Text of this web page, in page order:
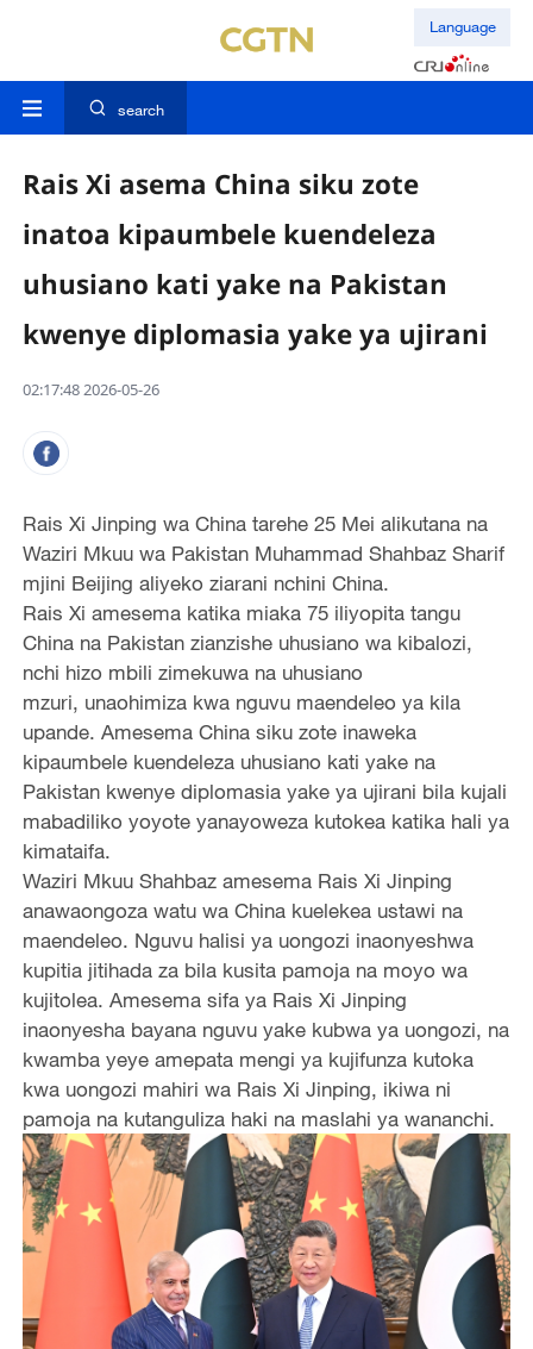
Language
search
Rais Xi asema China siku zote
inatoa kipaumbele kuendeleza
uhusiano kati yake na Pakistan
kwenye diplomasia yake ya ujirani
02:17:48 2026-05-26
Rais Xi Jinping wa China tarehe 25 Mei alikutana na
Waziri Mkuu wa Pakistan Muhammad Shahbaz Sharif
mjini Beijing aliyeko ziarani nchini China.
Rais Xi amesema katika miaka 75 iliyopita tangu
China na Pakistan zianzishe uhusiano wa kibalozi,
nchi hizo mbili zimekuwa na uhusiano
mzuri, unaohimiza kwa nguvu maendeleo ya kila
upande. Amesema China siku zote inaweka
kipaumbele kuendeleza uhusiano kati yake na
Pakistan kwenye diplomasia yake ya ujirani bila kujali
mabadiliko yoyote yanayoweza kutokea katika hali ya
kimataifa.
Waziri Mkuu Shahbaz amesema Rais Xi Jinping
anawaongoza watu wa China kuelekea ustawi na
maendeleo. Nguvu halisi ya uongozi inaonyeshwa
kupitia jitihada za bila kusita pamoja na moyo wa
kujitolea. Amesema sifa ya Rais Xi Jinping
inaonyesha bayana nguvu yake kubwa ya uongozi, na
kwamba yeye amepata mengi ya kujifunza kutoka
kwa uongozi mahiri wa Rais Xi Jinping, ikiwa ni
pamoja na kutanguliza haki na maslahi ya wananchi.